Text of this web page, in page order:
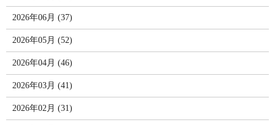
2026年06月 (37)
2026年05月 (52)
2026年04月 (46)
2026年03月 (41)
2026年02月 (31)